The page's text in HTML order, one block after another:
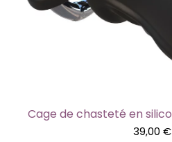
Cage de chasteté en
39,00€